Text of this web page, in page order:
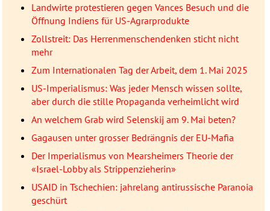
Landwirte protestieren gegen Vances Besuch und die
Öffnung Indiens für US-Agrarprodukte
Zollstreit: Das Herrenmenschendenken sticht nicht
mehr
Zum Internationalen Tag der Arbeit, dem 1. Mai 2025
US-Imperialismus: Was jeder Mensch wissen sollte,
aber durch die stille Propaganda verheimlicht wird
An welchem Grab wird Selenskij am 9. Mai beten?
Gagausen unter grosser Bedrängnis der EU-Mafia
Der Imperialismus von Mearsheimers Theorie der
«Israel-Lobby als Strippenzieherin»
USAID in Tschechien: jahrelang antirussische Paranoia
geschürt